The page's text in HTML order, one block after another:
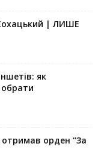
| ЛИШЕ
як
обрати
орден “За